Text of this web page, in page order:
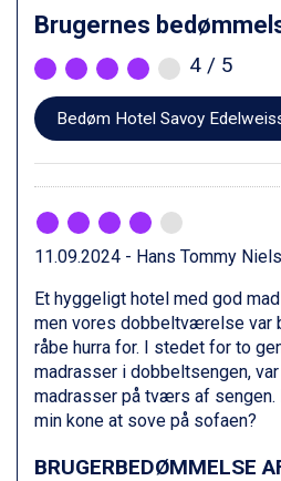
Fieberbrunn fra DKK 6.145
St. Anton fra DKK 7.245
Zell am See fra DKK 4.095
Canazei fra DKK 4.745
Livigno fra DKK 4.145
Ponte di Legno fra DKK
Bad Gastein fra DKK 4.195
Alleghe fra DKK 5.595
Sauze dOulx fra DKK 4.045
Arabba fra DKK 7.045
La Thuile fra DKK 4.595
Cervinia fra DKK 5.295
Sölden fra DKK 8.445
Bad Hofgastein fra DKK
Passo Tonale fra DKK
Saalbach fra DKK 5.945
Champoluc fra DKK 3.795
Wagrain fra DKK 4.645
Brugernes
4 / 5
Bedøm Hotel Savoy
11.09.2024 - Hans Tommy
Et hyggeligt hotel med god
men vores dobbeltværelse var
råbe hurra for. I stedet for to
madrasser i dobbeltsengen,
madrasser på tværs af
min kone at sove på sofaen?
BRUGERBEDØMMELSE